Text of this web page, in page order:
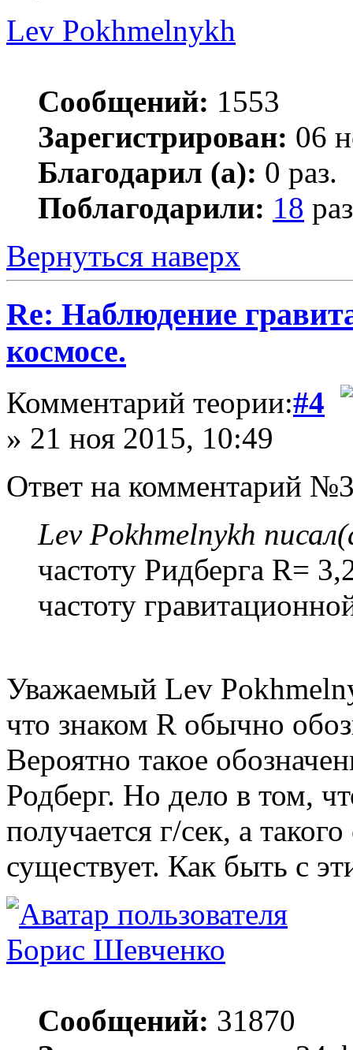
Lev Pokhmelnykh
Сообщений: 1553
Зарегистрирован: 06
Благодарил (а): 0 раз.
Поблагодарили: 18
Вернуться наверх
Re: Наблюдение
космосе.
Комментарий теории:#4
» 21 ноя 2015, 10:49
Ответ на комментарий
Lev Pokhmelnykh
частоту Ридберга R=
частоту
Уважаемый Lev
что знаком R обычно
Вероятно такое
Родберг. Но дело в том,
получается г/сек, а
существует. Как быть с
Борис Шевченко
Сообщений: 31870